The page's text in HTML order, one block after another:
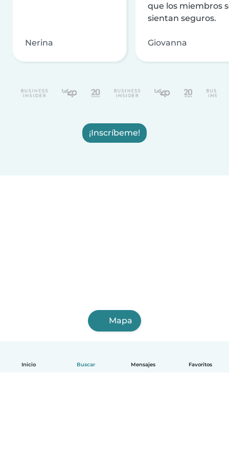
Inicio Buscar Mensajes Favoritos
Nerina
que los miembros
sientan seguros.
Giovanna
¡Inscríbeme!
Mapa